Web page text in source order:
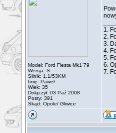
Model: Ford Fiesta Mk1`79
Wersja: S
Silnik: 1.1/53KM
Imię: Paweł
Wiek: 35
Dołączył: 03 Paź 2008
Posty: 391
Skąd: Opole/ Gliwice
1.
2.
3.
4.
5.
6.
7.